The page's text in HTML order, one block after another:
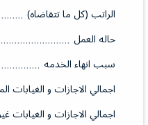
الراتب (كل ما تتقاضاه)
حاله العمل
سبب انهاء الخدمه
اجمالي الاجازات و الغيابات
اجمالي الاجازات و الغيابات